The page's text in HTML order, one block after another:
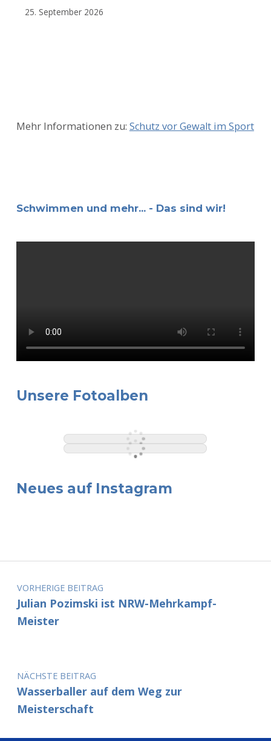
25. September 2026
Mehr Informationen zu: Schutz vor Gewalt im Sport
Schwimmen und mehr... - Das sind wir!
Unsere Fotoalben
Neues auf Instagram
Beitragsnavigation
VORHERIGE BEITRAG
Julian Pozimski ist NRW-Mehrkampf-
Meister
NÄCHSTE BEITRAG
Wasserballer auf dem Weg zur
Meisterschaft